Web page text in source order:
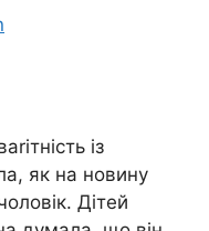
із
як на новину
Дітей